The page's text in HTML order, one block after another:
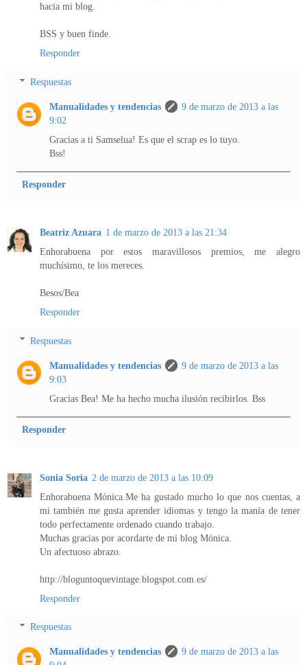
hacia mi blog.
BSS y buen finde.
Responder
Respuestas
Manualidades y tendencias
9 de marzo de 2013 a las
9:02
Gracias a ti Samselua! Es que el scrap es lo tuyo.
Bss!
Responder
Beatriz Azuara 1 de marzo de 2013 a las 21:34
Enhorabuena por estos maravillosos premios, me alegro
muchísimo, te los mereces.
Besos/Bea
Responder
Respuestas
Manualidades y tendencias
9 de marzo de 2013 a las
9:03
Gracias Bea! Me ha hecho mucha ilusión recibirlos. Bss
Responder
Sonia Soria 2 de marzo de 2013 a las 10:09
Enhorabuena Mónica.Me ha gustado mucho lo que nos cuentas, a
mi también me gusta aprender idiomas y tengo la manía de tener
todo perfectamente ordenado cuando trabajo.
Muchas gracias por acordarte de mi blog Mónica.
Un afectuoso abrazo.
http://bloguntoquevintage.blogspot.com.es/
Responder
Respuestas
Manualidades y tendencias
9 de marzo de 2013 a las